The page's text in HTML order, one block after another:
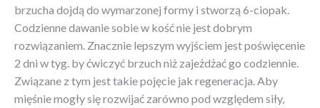
brzucha dojdą do wymarzonej formy i stworzą 6-ciopak.
Codzienne dawanie sobie w kość nie jest dobrym
rozwiązaniem. Znacznie lepszym wyjściem jest poświęcenie
2 dni w tyg. by ćwiczyć brzuch niż zajeżdżać go codziennie.
Związane z tym jest takie pojęcie jak regeneracja. Aby
mięśnie mogły się rozwijać zarówno pod względem siły,